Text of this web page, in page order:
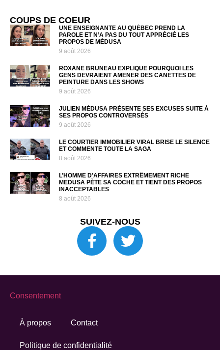
COUPS DE COEUR
UNE ENSEIGNANTE AU QUÉBEC PREND LA
PAROLE ET N’A PAS DU TOUT APPRÉCIÉ LES
PROPOS DE MÉDUSA
9 août 2026
ROXANE BRUNEAU EXPLIQUE POURQUOI LES
GENS DEVRAIENT AMENER DES CANETTES DE
PEINTURE DANS LES SHOWS
9 août 2026
JULIEN MÉDUSA PRÉSENTE SES EXCUSES SUITE À
SES PROPOS CONTROVERSÉS
9 août 2026
LE COURTIER IMMOBILIER VIRAL BRISE LE SILENCE
ET COMMENTE TOUTE LA SAGA
8 août 2026
L’HOMME D’AFFAIRES EXTRÊMEMENT RICHE
MEDUSA PÈTE SA COCHE ET TIENT DES PROPOS
INACCEPTABLES
8 août 2026
SUIVEZ-NOUS
À propos Contact
Politique de confidentialité
Consentement